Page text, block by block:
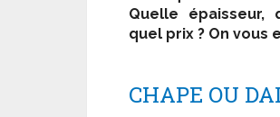
Quelle
quel prix ? On vous
CHAPE OU